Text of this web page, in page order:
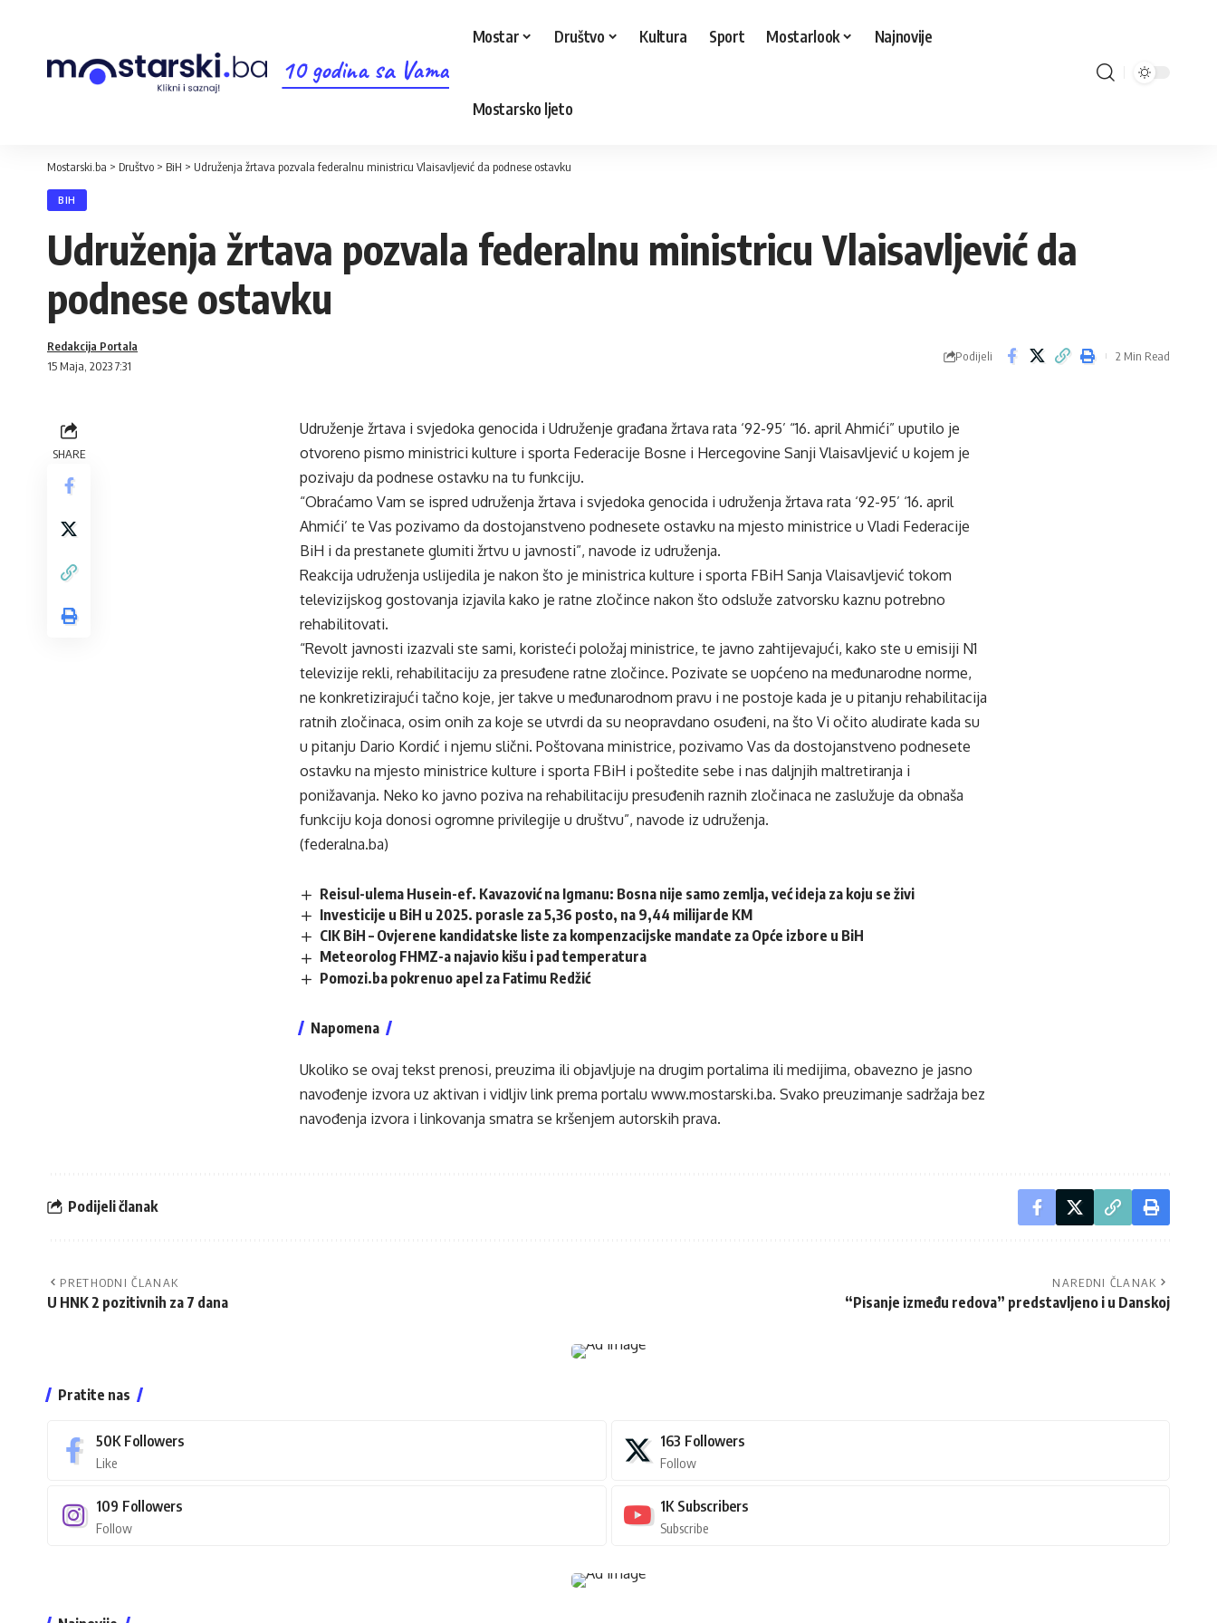
10 godina sa Vama
Mostar Društvo Kultura Sport Mostarlook Najnovije
Mostarsko ljeto
Mostarski.ba > Društvo > BiH > Udruženja žrtava pozvala federalnu ministricu Vlaisavljević da podnese ostavku
BIH
Udruženja žrtava pozvala federalnu ministricu Vlaisavljević da
podnese ostavku
15 Maja, 2023 7:31
Redakcija Portala
Podijeli 2 Min Read
SHARE
Udruženje žrtava i svjedoka genocida i Udruženje građana žrtava rata ‘92-95’ “16. april Ahmići” uputilo je
otvoreno pismo ministrici kulture i sporta Federacije Bosne i Hercegovine Sanji Vlaisavljević u kojem je
pozivaju da podnese ostavku na tu funkciju.
“Obraćamo Vam se ispred udruženja žrtava i svjedoka genocida i udruženja žrtava rata ‘92-95’ ‘16. april
Ahmići’ te Vas pozivamo da dostojanstveno podnesete ostavku na mjesto ministrice u Vladi Federacije
BiH i da prestanete glumiti žrtvu u javnosti”, navode iz udruženja.
Reakcija udruženja uslijedila je nakon što je ministrica kulture i sporta FBiH Sanja Vlaisavljević tokom
televizijskog gostovanja izjavila kako je ratne zločince nakon što odsluže zatvorsku kaznu potrebno
rehabilitovati.
“Revolt javnosti izazvali ste sami, koristeći položaj ministrice, te javno zahtijevajući, kako ste u emisiji N1
televizije rekli, rehabilitaciju za presuđene ratne zločince. Pozivate se uopćeno na međunarodne norme,
ne konkretizirajući tačno koje, jer takve u međunarodnom pravu i ne postoje kada je u pitanju rehabilitacija
ratnih zločinaca, osim onih za koje se utvrdi da su neopravdano osuđeni, na što Vi očito aludirate kada su
u pitanju Dario Kordić i njemu slični. Poštovana ministrice, pozivamo Vas da dostojanstveno podnesete
ostavku na mjesto ministrice kulture i sporta FBiH i poštedite sebe i nas daljnjih maltretiranja i
ponižavanja. Neko ko javno poziva na rehabilitaciju presuđenih raznih zločinaca ne zaslužuje da obnaša
funkciju koja donosi ogromne privilegije u društvu”, navode iz udruženja.
(federalna.ba)
Reisul-ulema Husein-ef. Kavazović na Igmanu: Bosna nije samo zemlja, već ideja za koju se živi
Investicije u BiH u 2025. porasle za 5,36 posto, na 9,44 milijarde KM
CIK BiH – Ovjerene kandidatske liste za kompenzacijske mandate za Opće izbore u BiH
Meteorolog FHMZ-a najavio kišu i pad temperatura
Pomozi.ba pokrenuo apel za Fatimu Redžić
Napomena
Ukoliko se ovaj tekst prenosi, preuzima ili objavljuje na drugim portalima ili medijima, obavezno je jasno
navođenje izvora uz aktivan i vidljiv link prema portalu www.mostarski.ba. Svako preuzimanje sadržaja bez
navođenja izvora i linkovanja smatra se kršenjem autorskih prava.
Podijeli članak
PRETHODNI ČLANAK
U HNK 2 pozitivnih za 7 dana
NAREDNI ČLANAK
“Pisanje između redova” predstavljeno i u Danskoj
Pratite nas
50K Followers
Like
163 Followers
Follow
109 Followers
Follow
1K Subscribers
Subscribe